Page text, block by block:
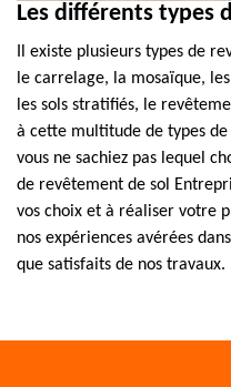
Les différents types
Il existe plusieurs types de
le carrelage, la mosaïque,
les sols stratifiés, le
à cette multitude de types
vous ne sachiez pas lequel
de revêtement de sol
vos choix et à réaliser votre
nos expériences avérées
que satisfaits de nos travaux.